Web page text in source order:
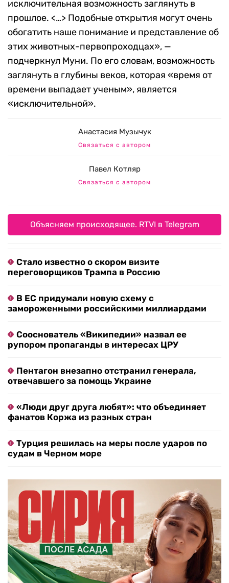
исключительная возможность заглянуть в
прошлое. <…> Подобные открытия могут очень
обогатить наше понимание и представление об
этих животных-первопроходцах», —
подчеркнул Муни. По его словам, возможность
заглянуть в глубины веков, которая «время от
времени выпадает ученым», является
«исключительной».
Анастасия Музычук
Связаться с автором
Павел Котляр
Связаться с автором
Объясняем происходящее. RTVI в Telegram
Стало известно о скором визите
переговорщиков Трампа в Россию
В ЕС придумали новую схему с
замороженными российскими миллиардами
Сооснователь «Википедии» назвал ее
рупором пропаганды в интересах ЦРУ
Пентагон внезапно отстранил генерала,
отвечавшего за помощь Украине
«Люди друг друга любят»: что объединяет
фанатов Коржа из разных стран
Турция решилась на меры после ударов по
судам в Черном море